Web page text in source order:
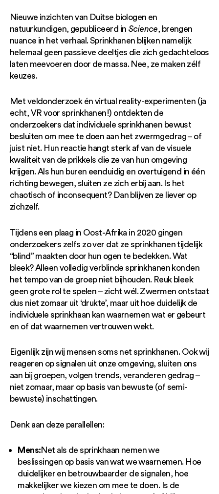
Nieuwe inzichten van Duitse biologen en
natuurkundigen, gepubliceerd in Science, brengen
nuance in het verhaal. Sprinkhanen blijken namelijk
helemaal geen passieve deeltjes die zich gedachteloos
laten meevoeren door de massa. Nee, ze maken zélf
keuzes.
Met veldonderzoek én virtual reality-experimenten (ja
echt, VR voor sprinkhanen!) ontdekten de
onderzoekers dat individuele sprinkhanen bewust
besluiten om mee te doen aan het zwermgedrag – of
juist niet. Hun reactie hangt sterk af van de visuele
kwaliteit van de prikkels die ze van hun omgeving
krijgen. Als hun buren eenduidig en overtuigend in één
richting bewegen, sluiten ze zich erbij aan. Is het
chaotisch of inconsequent? Dan blijven ze liever op
zichzelf.
Tijdens een plaag in Oost-Afrika in 2020 gingen
onderzoekers zelfs zo ver dat ze sprinkhanen tijdelijk
“blind” maakten door hun ogen te bedekken. Wat
bleek? Alleen volledig verblinde sprinkhanen konden
het tempo van de groep niet bijhouden. Reuk bleek
geen grote rol te spelen – zicht wél. Zwermen ontstaat
dus niet zomaar uit ‘drukte’, maar uit hoe duidelijk de
individuele sprinkhaan kan waarnemen wat er gebeurt
en of dat waarnemen vertrouwen wekt.
Eigenlijk zijn wij mensen soms net sprinkhanen. Ook wij
reageren op signalen uit onze omgeving, sluiten ons
aan bij groepen, volgen trends, veranderen gedrag –
niet zomaar, maar op basis van bewuste (of semi-
bewuste) inschattingen.
Denk aan deze parallellen:
Mens:Net als de sprinkhaan nemen we
beslissingen op basis van wat we waarnemen. Hoe
duidelijker en betrouwbaarder de signalen, hoe
makkelijker we kiezen om mee te doen. Is de